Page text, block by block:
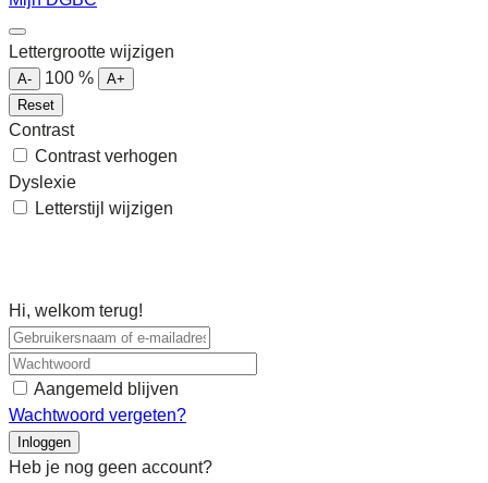
Lettergrootte wijzigen
A- 100 %
A+
Reset
Contrast
Contrast verhogen
Dyslexie
Letterstijl wijzigen
Hi, welkom terug!
Aangemeld blijven
Wachtwoord vergeten?
Inloggen
Heb je nog geen account?